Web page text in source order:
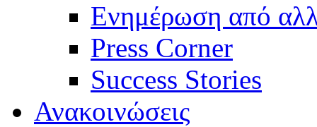
Ενημέρωση από
Press Corner
Success Stories
Ανακοινώσεις